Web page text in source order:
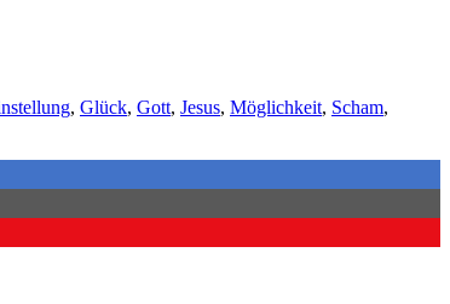
, Glück, Gott, Jesus, Möglichkeit, Scham,